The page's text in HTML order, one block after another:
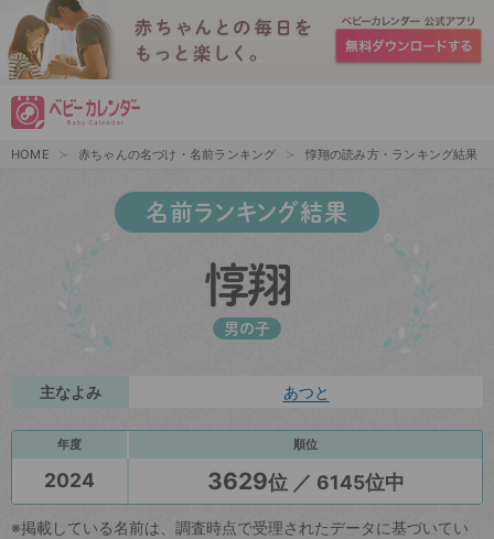
HOME 赤ちゃんの名づけ・名前ランキング 惇翔の読み方・ランキング結果
名前ランキング結果
惇翔
男の子
主なよみ あつと
年度 順位
2024 3629位 ／ 6145位中
※掲載している名前は、調査時点で受理されたデータに基づいてい